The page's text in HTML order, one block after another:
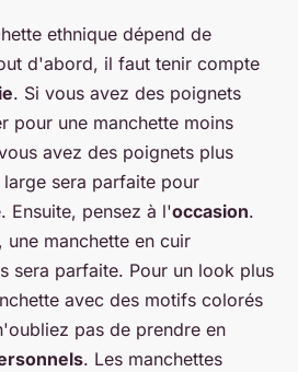
ethnique dépend de
d'abord, il faut tenir compte
. Si vous avez des poignets
pour une manchette moins
avez des poignets plus
sera parfaite pour
Ensuite, pensez à l'occasion.
une manchette en cuir
sera parfaite. Pour un look plus
avec des motifs colorés
pas de prendre en
. Les manchettes